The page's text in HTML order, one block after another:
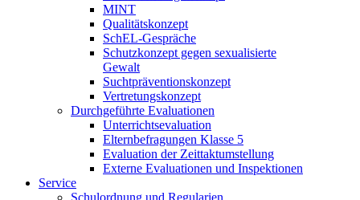
MINT
Qualitätskonzept
SchEL-Gespräche
Schutzkonzept gegen sexualisierte
Gewalt
Suchtpräventionskonzept
Vertretungskonzept
Durchgeführte Evaluationen
Unterrichtsevaluation
Elternbefragungen Klasse 5
Evaluation der Zeittaktumstellung
Externe Evaluationen und Inspektionen
Service
Schulordnung und Regularien